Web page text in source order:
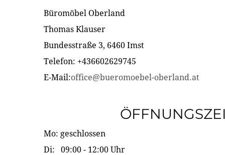
Büromöbel Oberland
Thomas Klauser
Bundesstraße 3, 6460 Imst
Telefon: +436602629745
E-Mail:office@bueromoebel-oberland.at
Mo: geschlossen
Di: 09:00 - 12:00 Uhr